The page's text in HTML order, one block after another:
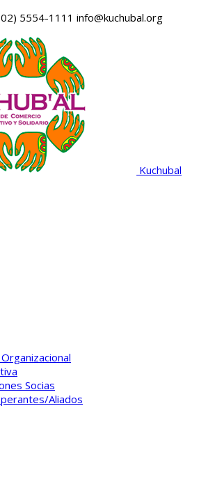
5554-1111 info@kuchubal.org
Kuchubal
Socias
Aliados